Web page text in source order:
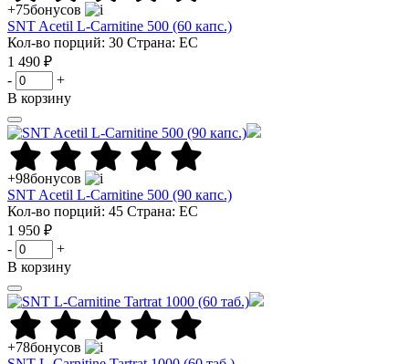
+75бонусов
SNT Acetil L-Carnitine 500 (60 капс.)
Кол-во порций: 30 Страна: ЕС
1 490 ₽
-
+
В корзину
+98бонусов
SNT Acetil L-Carnitine 500 (90 капс.)
Кол-во порций: 45 Страна: ЕС
1 950 ₽
-
+
В корзину
+78бонусов